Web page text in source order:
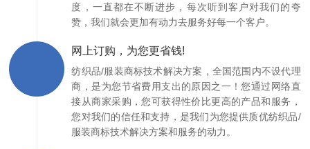
度，一直都在不断进步，每次听到客户对我们的夸
赞，我们就会更加有动力去服务好每一个客户。
网上订购，为您更省钱!
纺织品/服装商标技术解决方案，全国范围内不设代理
商，是为您节省费用支出的原因之一！您通过网络直
接从商家采购，您可获得性价比更高的产品和服务，
您对我们的信任和支持，是我们为您提供质优纺织品/
服装商标技术解决方案和服务的动力。